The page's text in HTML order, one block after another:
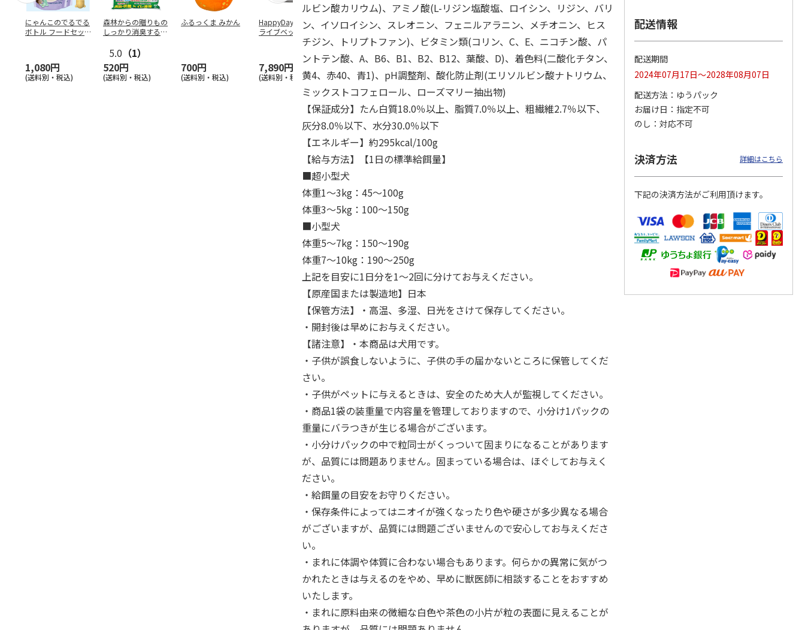
にゃんこのでるでる
ボトル フードセッ
1,080円
(送料別・税込)
森林からの贈りもの
しっかり消臭するひ
5.0 （1）
520円
(送料別・税込)
ふるっくま みかん
700円
(送料別・税込)
HappyDays 2wayド
ライブベッド グレ
7,890円
(送料別・税込)
獣医師開発 ニオイ
をとる砂専用 猫ト
イレ ナチュラルグ
1,550円
(送料別・税込)
デオトイレ 飛び散
らない消臭・抗菌サ
ンド 4L
1,320円
(送料別・税込)
無添加良品 カムカ
ムデンタルコーン
ぐるぐるボーン型 S
470円
(送料別・税込)
銀のスプーン パウ
チ 健康に育つ子ね
こ用 まぐろ・かつ
120円
(送料別・税込)
ペット線香 虹のか
なた フルーティフ
ローラルの香り
590円
(送料別・税込)
100円
(送料別・税込)
ルビン酸カリウム)、アミノ酸(L-リジン塩酸塩、ロイシン、リジン、バリ
ン、イソロイシン、スレオニン、フェニルアラニン、メチオニン、ヒス
チジン、トリプトファン)、ビタミン類(コリン、C、E、ニコチン酸、パ
ントテン酸、A、B6、B1、B2、B12、葉酸、D)、着色料(二酸化チタン、
黄4、赤40、青1)、pH調整剤、酸化防止剤(エリソルビン酸ナトリウム、
ミックストコフェロール、ローズマリー抽出物)
【保証成分】たん白質18.0％以上、脂質7.0％以上、粗繊維2.7％以下、
灰分8.0％以下、水分30.0％以下
【エネルギー】約295kcal/100g
【給与方法】【1日の標準給餌量】
■超小型犬
体重1～3kg：45～100g
体重3～5kg：100～150g
■小型犬
体重5～7kg：150～190g
体重7～10kg：190～250g
上記を目安に1日分を1～2回に分けてお与えください。
【原産国または製造地】日本
【保管方法】・高温、多湿、日光をさけて保存してください。
・開封後は早めにお与えください。
【諸注意】・本商品は犬用です。
・子供が誤食しないように、子供の手の届かないところに保管してくだ
さい。
・子供がペットに与えるときは、安全のため大人が監視してください。
・商品1袋の装重量で内容量を管理しておりますので、小分け1パックの
重量にバラつきが生じる場合がございます。
・小分けパックの中で粒同士がくっついて固まりになることがあります
が、品質には問題ありません。固まっている場合は、ほぐしてお与えく
ださい。
・給餌量の目安をお守りください。
・保存条件によってはニオイが強くなったり色や硬さが多少異なる場合
がございますが、品質には問題ございませんので安心してお与えくださ
い。
・まれに体調や体質に合わない場合もあります。何らかの異常に気がつ
かれたときは与えるのをやめ、早めに獣医師に相談することをおすすめ
いたします。
・まれに原料由来の微細な白色や茶色の小片が粒の表面に見えることが
配送情報
配送期間
2024年07月17日～2028年08月07日
配送方法
ゆうパック
お届け日
指定不可
のし
対応不可
決済方法 詳細はこちら
下記の決済方法がご利用頂けます。